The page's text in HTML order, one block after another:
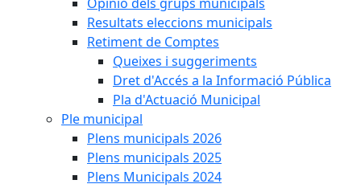
Resultats eleccions municipals
Retiment de Comptes
Queixes i suggeriments
Dret d'Accés a la Informació Pública
Pla d'Actuació Municipal
Ple municipal
Plens municipals 2026
Plens municipals 2025
Plens Municipals 2024